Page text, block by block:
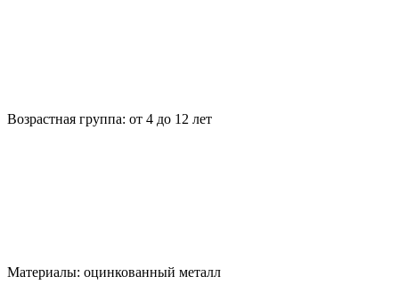
Возрастная группа: от 4 до 12 лет
Материалы: оцинкованный металл